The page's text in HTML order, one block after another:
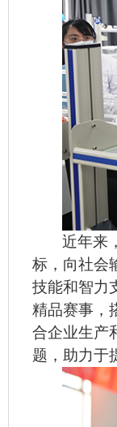
近年来
标，向社会
技能和智力
精品赛事，
合企业生产
题，助力于